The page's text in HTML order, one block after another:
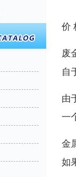
价
废
自
由
一
金
如